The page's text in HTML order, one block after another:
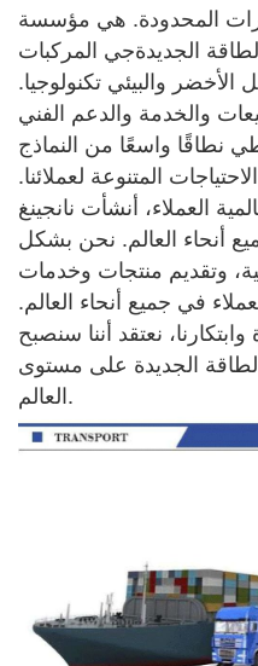
المحدودة. هي مؤسسة
الجديدةجي المركبات (NEVs).
الأخضر والبيئي تكنولوجيا.
والخدمة والدعم الفني
نطاقًا واسعًا من النماذج
المتنوعة لعملائنا.
العملاء، أنشأت نانجينغ Kaitong
أنحاء العالم. نحن بشكل
وتقديم منتجات وخدمات
في جميع أنحاء العالم.
نعتقد أننا سنصبح
الجديدة على مستوى
العالم.